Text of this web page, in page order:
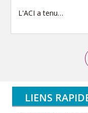
L'ACI a tenu…
LIENS